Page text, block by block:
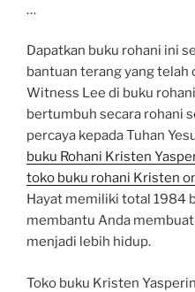
…
Dapatkan buku rohani ini
bantuan terang yang telah
Witness Lee di buku
bertumbuh secara rohani
percaya kepada Tuhan
buku Rohani Kristen
toko buku rohani Kristen
Hayat memiliki total 1984
membantu Anda
menjadi lebih hidup.
Toko buku Kristen